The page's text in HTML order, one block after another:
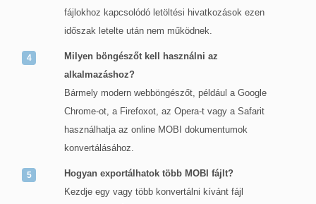
fájlokhoz kapcsolódó letöltési hivatkozások ezen
időszak letelte után nem működnek.
Milyen böngészőt kell használni az
alkalmazáshoz?
Bármely modern webböngészőt, például a Google
Chrome-ot, a Firefoxot, az Opera-t vagy a Safarit
használhatja az online MOBI dokumentumok
konvertálásához.
Hogyan exportálhatok több MOBI fájlt?
Kezdje egy vagy több konvertálni kívánt fájl